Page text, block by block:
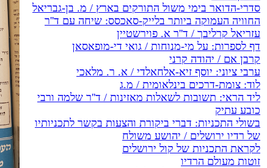
סדרי-הדואר בימי משול התורקים בארץ / מ. בן-גבריאל
החוויה העמוקה ביותר בלייק-סאכסס: שיחה עם ד''ר
עזריאל קרליבך / ד''ר א. פוירשטיין
דף לספרות: על מי-מנוחות / גואי די-מופאסאן
קרבן אם / יהודה קרני
ערבי ציוני: יוסף זיא-אלחאלדי / א. ר. מלאכי
לוד: צומת-דרכים בינלאומית / מ.ג
ליד הראי: תשובות לשאלות מאזינות / ד''ר שלמה ורבי
כובע עתיק
בשולי התכניות: דברי ביקורת והצעות בקשר לתכניותיו
של רדיו ירושלים / יהושע משולח
לקראת התכניות של קול ירושלים
זוטות מעולם הרדיו